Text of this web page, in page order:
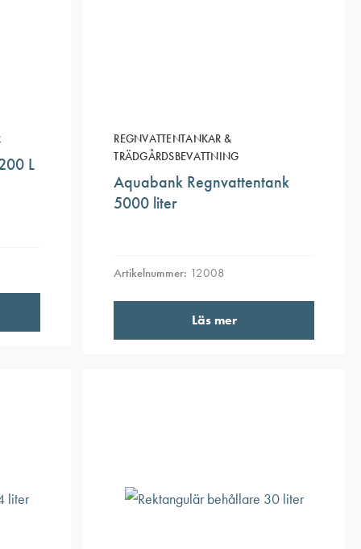
L
REGNVATTENTANKAR &
TRÄDGÅRDSBEVATTNING
Aquabank Regnvattentank
5000 liter
Artikelnummer: 12008
Läs mer